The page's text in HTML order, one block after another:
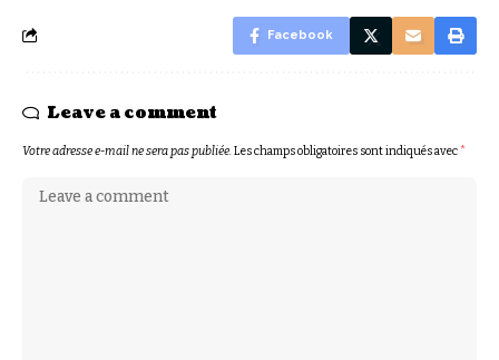
Facebook
Leave a comment
Votre adresse e-mail ne sera pas publiée.Les champs obligatoires sont indiqués avec*